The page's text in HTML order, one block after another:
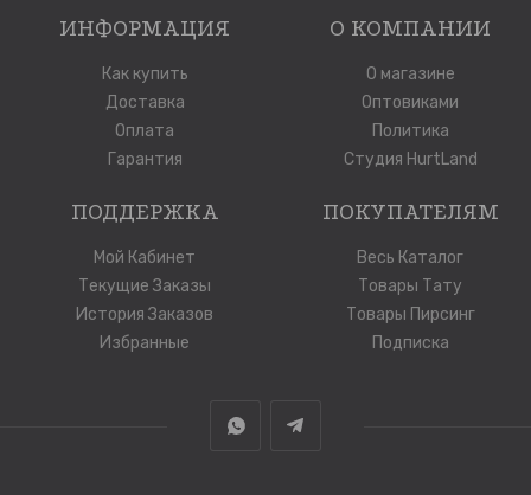
ИНФОРМАЦИЯ
Как купить
Доставка
Оплата
Гарантия
О КОМПАНИИ
О магазине
Оптовиками
Политика
Студия HurtLand
ПОДДЕРЖКА
Мой Кабинет
Текущие Заказы
История Заказов
Избранные
ПОКУПАТЕЛЯМ
Весь Каталог
Товары Тату
Товары Пирсинг
Подписка